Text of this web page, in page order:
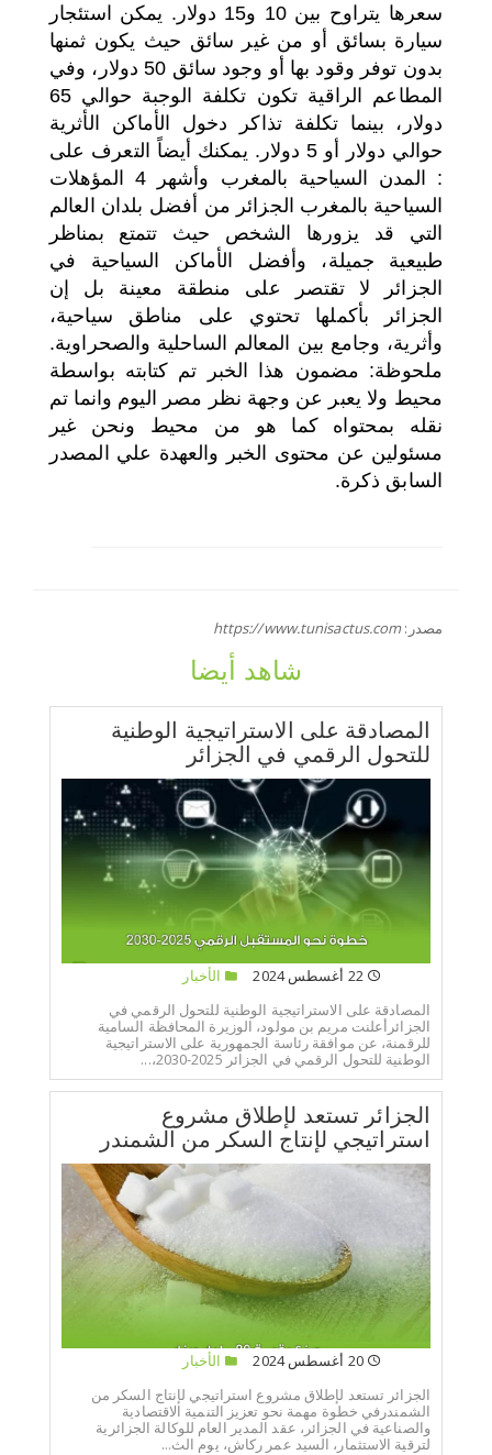
سعرها يتراوح بين 10 و15 دولار. يمكن استئجار
سيارة بسائق أو من غير سائق حيث يكون ثمنها
بدون توفر وقود بها أو وجود سائق 50 دولار، وفي
المطاعم الراقية تكون تكلفة الوجبة حوالي 65
دولار، بينما تكلفة تذاكر دخول الأماكن الأثرية
حوالي دولار أو 5 دولار. يمكنك أيضاً التعرف على
: المدن السياحية بالمغرب وأشهر 4 المؤهلات
السياحية بالمغرب الجزائر من أفضل بلدان العالم
التي قد يزورها الشخص حيث تتمتع بمناظر
طبيعية جميلة، وأفضل الأماكن السياحية في
الجزائر لا تقتصر على منطقة معينة بل إن
الجزائر بأكملها تحتوي على مناطق سياحية،
وأثرية، وجامع بين المعالم الساحلية والصحراوية.
ملحوظة: مضمون هذا الخبر تم كتابته بواسطة
محيط ولا يعبر عن وجهة نظر مصر اليوم وانما تم
نقله بمحتواه كما هو من محيط ونحن غير
مسئولين عن محتوى الخبر والعهدة علي المصدر
السابق ذكرة.
مصدر:https://www.tunisactus.com
شاهد أيضا
المصادقة على الاستراتيجية الوطنية
للتحول الرقمي في الجزائر
22 أغسطس 2024
الأخبار
المصادقة على الاستراتيجية الوطنية للتحول الرقمي في
الجزائرأعلنت مريم بن مولود، الوزيرة المحافظة السامية
للرقمنة، عن موافقة رئاسة الجمهورية على الاستراتيجية
الوطنية للتحول الرقمي في الجزائر 2025-2030،...
الجزائر تستعد لإطلاق مشروع
استراتيجي لإنتاج السكر من الشمندر
20 أغسطس 2024
الأخبار
الجزائر تستعد لإطلاق مشروع استراتيجي لإنتاج السكر من
الشمندرفي خطوة مهمة نحو تعزيز التنمية الاقتصادية
والصناعية في الجزائر، عقد المدير العام للوكالة الجزائرية
لترقية الاستثمار، السيد عمر ركاش، يوم الث...